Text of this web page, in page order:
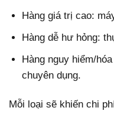
Hàng giá trị cao:
Hàng dễ hư hỏng:
Hàng nguy hiểm/
chuyên dụng.
Mỗi loại sẽ khiến chi